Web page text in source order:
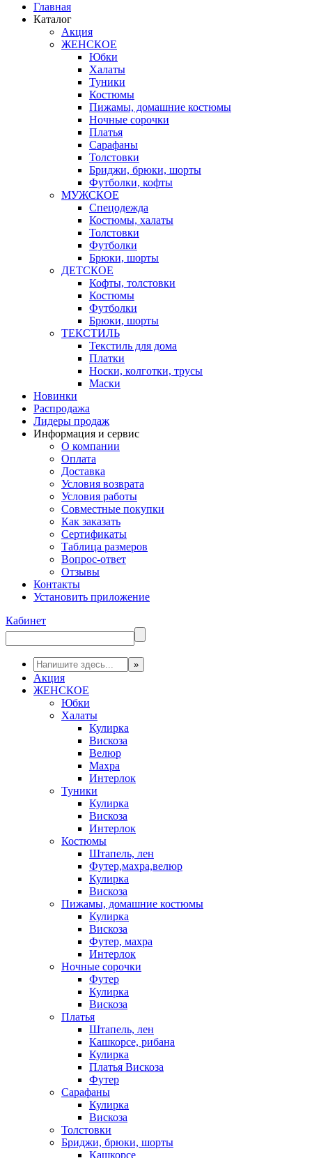
Главная
Каталог
Акция
ЖЕНСКОЕ
Юбки
Халаты
Туники
Костюмы
Пижамы, домашние костюмы
Ночные сорочки
Платья
Сарафаны
Толстовки
Бриджи, брюки, шорты
Футболки, кофты
МУЖСКОЕ
Спецодежда
Костюмы, халаты
Толстовки
Футболки
Брюки, шорты
ДЕТСКОЕ
Кофты, толстовки
Костюмы
Футболки
Брюки, шорты
ТЕКСТИЛЬ
Текстиль для дома
Платки
Носки, колготки, трусы
Маски
Новинки
Распродажа
Лидеры продаж
Информация и сервис
О компании
Оплата
Доставка
Условия возврата
Условия работы
Совместные покупки
Как заказать
Сертификаты
Таблица размеров
Вопрос-ответ
Отзывы
Контакты
Установить приложение
Кабинет
Акция
ЖЕНСКОЕ
Юбки
Халаты
Кулирка
Вискоза
Велюр
Махра
Интерлок
Туники
Кулирка
Вискоза
Интерлок
Костюмы
Штапель, лен
Футер,махра,велюр
Кулирка
Вискоза
Пижамы, домашние костюмы
Кулирка
Вискоза
Футер, махра
Интерлок
Ночные сорочки
Футер
Кулирка
Вискоза
Платья
Штапель, лен
Кашкорсе, рибана
Кулирка
Платья Вискоза
Футер
Сарафаны
Кулирка
Вискоза
Толстовки
Бриджи, брюки, шорты
Кашкорсе